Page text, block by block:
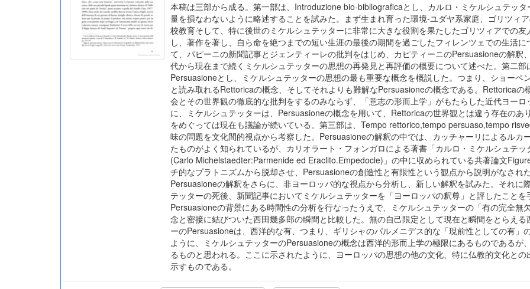
本稿は三部から成る。第一部は、Introduzione bio-bibliograficaとし、カルロ・ミケルシュテッ
量を損なわないように略述することを試みた。まず生まれ育った環境-ユダヤ系家庭、ゴリツィ
校教育そして、特に後世のミケルシュテッターに非常に大きな役割を果たしたゴリツィアでの
し、著作を著し、自ら命を絶つまでの短い生涯の最後の期間を過ごしたフィレンツェでの生活
て、パピーニの新聞記事とジェンティーレの批判をはじめ、カピティーニのPersuasioneの解
代から現在まで続くミケルシュテッターの思想の再発見と再評価の概要について述べた。第二
Persuasioneとし、ミケルシュテッターの思想の最も重要な概念を概説した。つまり、ショーペ
と読み取れるRettoricaの概念、そしてそれよりも難解なPersuasioneの概念である。Rettorica
会とその世界観の徹底的な批判をするのみならず、「意志の形而上学」がもたらした近代ヨー
に、ミケルシュテッターは、Persuasioneの概念を用いて、Rettoricaの世界観とは違う存在の
をめぐっては現在も議論が続いている。第三部は、Tempo rettorico,tempo persuaso,tempo
味の問題を文化間的視点から考察した。Persuasioneの解釈の中では、カッチャーリによるルカ
たものがよく知られているが、カリオラート・フォンガロによる著書「カルロ・ミケルシュテ
(Carlo Michelstaedter:Parmenide ed Eraclito.Empedocle)」の中に収められている共著論文
チ的なプラトニズムから脱却させ、Persuasioneの創造性と有限性という観点から説明がなされ
Persuasioneの解釈をさらに、非ヨーロッパ的な視点から分析し、新しい解釈を試みた。それ
テッターの死後、新聞記事においてミケルシュテッターを「ヨーロッパの釈尊」と評したこと
Persuasioneの背景にある時間性の分析を行なったうえで、ミケルシュテッターの「有の完全
念と密接に結びついた西田幾多郎の瞬間と比較した。無の自己限定として現在と瞬間をとらえ
ーのPersuasioneは、西洋的な有、つまり、ギリシャのパルメニデス的な「現前性としての有
ように、ミケルシュテッターのPersuasioneの概念は西洋的形而上学の極限にあるものである
るものと思われる。ここに示されたように、ヨーロッパの思想の他の文化、特に仏教的文化と
示すものである。